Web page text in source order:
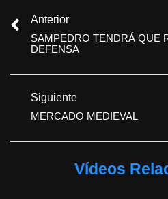
Anterior
SAMPEDRO TENDRÁ QUE
DEFENSA
Siguiente
MERCADO MEDIEVAL
Vídeos